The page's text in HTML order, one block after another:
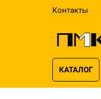
Контакты
КАТАЛОГ